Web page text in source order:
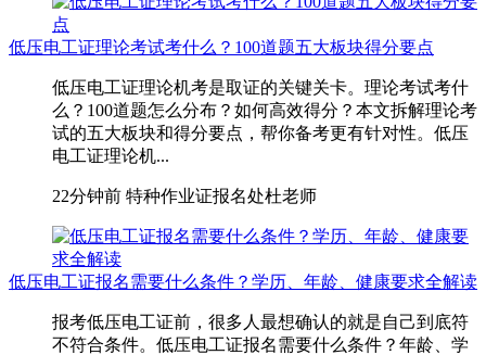
低压电工证理论考试考什么？100道题五大板块得分要点
低压电工证理论机考是取证的关键关卡。理论考试考什
么？100道题怎么分布？如何高效得分？本文拆解理论考
试的五大板块和得分要点，帮你备考更有针对性。低压
电工证理论机...
22分钟前 特种作业证报名处杜老师
低压电工证报名需要什么条件？学历、年龄、健康要求全解读
报考低压电工证前，很多人最想确认的就是自己到底符
不符合条件。低压电工证报名需要什么条件？年龄、学